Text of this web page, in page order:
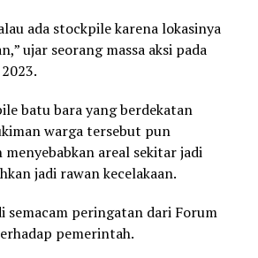
ada stockpile karena lokasinya
ujar seorang massa aksi pada
batu bara yang berdekatan
warga tersebut pun
areal sekitar jadi
jadi rawan kecelakaan.
semacam peringatan dari Forum
pemerintah.